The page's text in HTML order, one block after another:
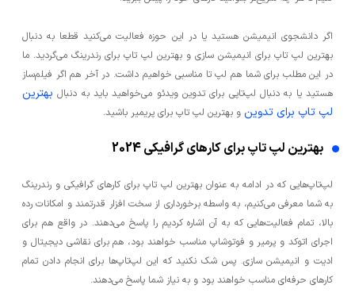
اگر دانشجوی انیمیشن هستید یا در این حوزه فعالیت می‌کنید قطعا به دنبال
بهترین لپ تاپ برای انیمیشن سازی و بهترین لپ تاپ برای رندرینگ می‌گردید. ما
در این مطلب برای شما هم لپ تا مناسبی خواهیم داشت. در آخر هم اگر فیلم‌ساز
هستید یا به دنبال لپ‌تاپی برای تدوین ویدئو می‌خواهید باید به دنبال بهترین
لپ تاپ برای تدوین و بهترین لپ تاپ برای پریمیر باشید.
بهترین لپ تاپ برای کارهای گرافیکی 2024
لپ‌تاپ‌هایی که در ادامه به عنوان بهترین لپ تاپ برای کارهای گرافیکی و رندرینگ
به شما معرفی می‌کنیم، به واسطه برخورداری از سخت افزار قدرتمند و امکانات رده
بالا، تمام فعالیت‌هایی که به آن اشاره کردیم را پاسخ می‌دهند. در واقع هم برای
اجرای اتوکد و پرمیر و فوتوشاپ مناسب خواهند بود، هم برای نقاشی دیجیتال و
ادیت و انیمیشن سازی. پس شک نکنید که این لپ‌تاپ‌ها برای انجام دادن تمام
کارهای حرفه‌ای مناسب خواهند بود و به نیاز شما پاسخ می‌دهند.